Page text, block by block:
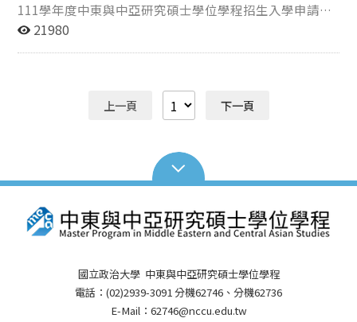
111學年度中東與中亞研究碩士學位學程招生入學申請
一、招生名額:3名 二、考試項目 (一) 筆試(70%) 1 英
至12月14日下午5時止。(網路取得報名繳費帳號期間)
月15日下午7時止（逾時不受理） 五、面試時間: 111 年
3 月5 日（星期六） 完整報名資訊請詳閱111學年度招生
21980
上一頁 下一頁
國立政治大學 中東與中亞研究碩士學位學程
電話：(02)2939-3091 分機62746、分機62736
E-Mail：62746@nccu.edu.tw